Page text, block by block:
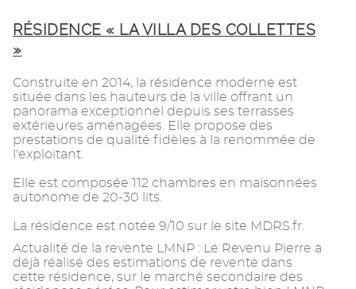
RÉSIDENCE « LA VILLA DES COLLETTES
»
Construite en 2014, la résidence moderne est
située dans les hauteurs de la ville offrant un
panorama exceptionnel depuis ses terrasses
extérieures aménagées. Elle propose des
prestations de qualité fidèles à la renommée de
l'exploitant.
Elle est composée 112 chambres en maisonnées
autonome de 20-30 lits.
La résidence est notée 9/10 sur le site MDRS.fr.
Actualité de la revente LMNP : Le Revenu Pierre a
déjà réalisé des estimations de revente dans
cette résidence, sur le marché secondaire des